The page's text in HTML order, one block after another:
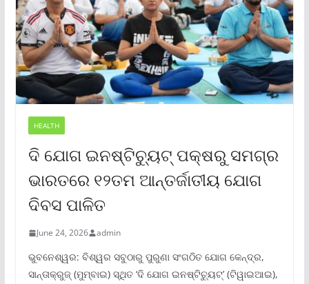
HEALTH
ଦି ଯୋଗ ଇନଷ୍ଟିଚ୍ୟୁଟ୍ ପକ୍ଷରୁ ସମଗ୍ର
ଭାରତରେ ୧୨ତମ ଆନ୍ତର୍ଜାତୀୟ ଯୋଗ
ଦିବସ ପାଳିତ
June 24, 2026 admin
ଭୁବନେଶ୍ୱର: ବିଶ୍ୱର ସବୁଠାରୁ ପୁରୁଣା ସଂଗଠିତ ଯୋଗ କେନ୍ଦ୍ର,
ସାନ୍ତାକ୍ରୁଜ୍ (ମୁମ୍ବାଇ) ସ୍ଥିତ ‘ଦି ଯୋଗ ଇନଷ୍ଟିଚ୍ୟୁଟ୍‌’ (ଟିୱାଇଆଇ),